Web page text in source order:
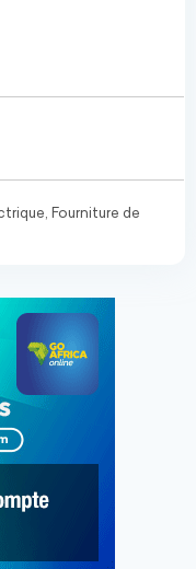
Fourniture de